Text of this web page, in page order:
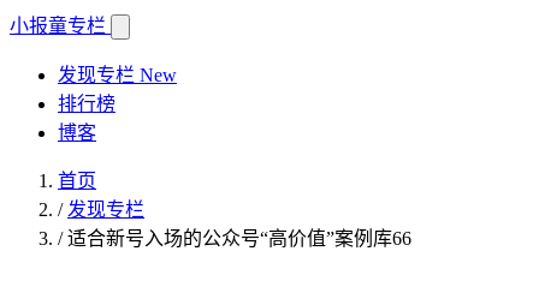
小报童专栏
发现专栏 New
排行榜
博客
首页
/ 发现专栏
/适合新号入场的公众号“高价值”案例库66